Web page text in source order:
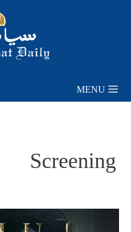
MENU
Screening